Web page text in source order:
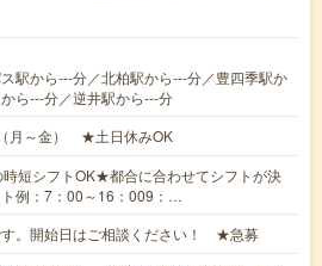
駅から---分／北柏駅から---分／豊四季駅か
ら---分／逆井駅から---分
月～金） ★土日休みOK
短シフトOK★都合に合わせてシフトが決
例：7：00～16：009：…
す。開始日はご相談ください！ ★急募